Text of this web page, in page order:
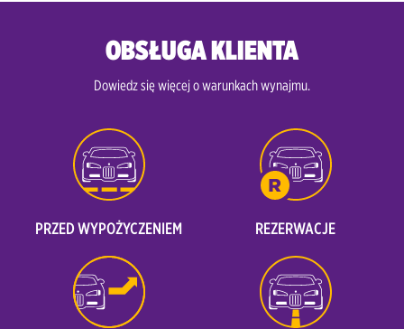
OBSŁUGA KLIENTA
Dowiedz się więcej o warunkach wynajmu.
PRZED WYPOŻYCZENIEM REZERWACJE